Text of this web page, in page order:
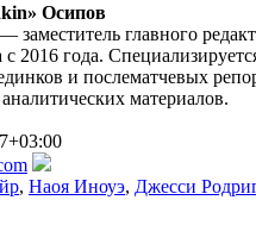
Осипов
заместитель главного
с 2016 года.
и послематчевых
материалов.
, Наоя Иноуэ, Джесси